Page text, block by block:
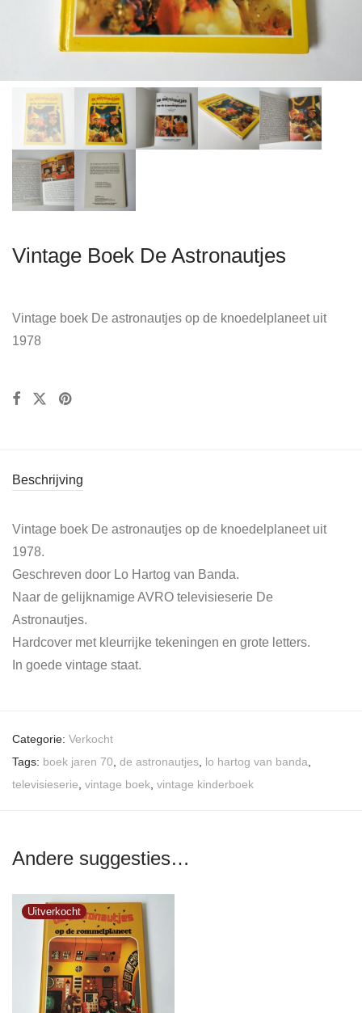
Vintage Boek De Astronautjes
Vintage boek De astronautjes op de knoedelplaneet uit
1978
Beschrijving
Vintage boek De astronautjes op de knoedelplaneet uit
1978.
Geschreven door Lo Hartog van Banda.
Naar de gelijknamige AVRO televisieserie De
Astronautjes.
Hardcover met kleurrijke tekeningen en grote letters.
In goede vintage staat.
Categorie: Verkocht
Tags: boek jaren 70 de astronautjes lo hartog van banda
televisieserie vintage boek vintage kinderboek
Andere suggesties…